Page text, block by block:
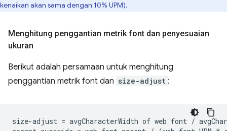
kenaikan akan sama dengan 10% UPM).
Menghitung penggantian metrik font dan penyesuaian
ukuran
Berikut adalah persamaan untuk menghitung
penggantian metrik font dan size-adjust :
size-adjust = avgCharacterWidth of web font /